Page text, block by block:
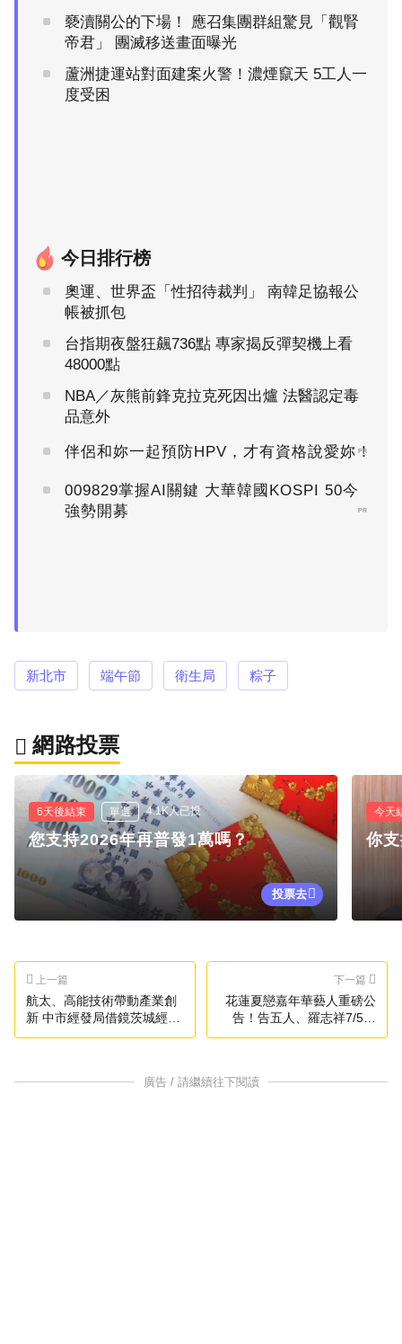
褻瀆關公的下場！ 應召集團群組驚見「觀腎
帝君」 團滅移送畫面曝光
蘆洲捷運站對面建案火警！濃煙竄天 5工人一
度受困
今日排行榜
奧運、世界盃「性招待裁判」 南韓足協報公
帳被抓包
台指期夜盤狂飆736點 專家揭反彈契機上看
48000點
NBA／灰熊前鋒克拉克死因出爐 法醫認定毒
品意外
伴侶和妳一起預防HPV，才有資格說愛妳！
PR
009829掌握AI關鍵 大華韓國KOSPI 50今
強勢開募
PR
新北市 端午節 衛生局 粽子
網路投票
6天後結束 單選 4.1K人已投
您支持2026年再普發1萬嗎？
投票去
今天
你
上一篇
航太、高能技術帶動產業創
新 中市經發局借鏡茨城經驗
打造企業成長環境
下一篇
花蓮夏戀嘉年華藝人重磅公
告！告五人、羅志祥7/5嗨
唱！
廣告 / 請繼續往下閱讀